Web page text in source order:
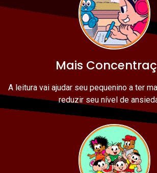
Mais
A leitura vai ajudar seu pequenino a ter
reduzir seu nível de